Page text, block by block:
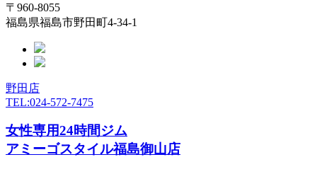
〒960-8055
福島県福島市野田町4-34-1
野田店
TEL:024-572-7475
女性専用24時間ジム
アミーゴスタイル福島御山店